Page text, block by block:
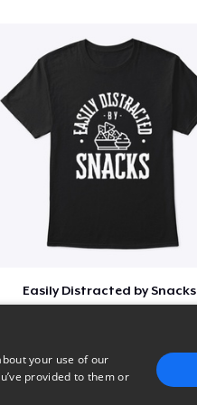
Easily Distracted by Snacks
your use of our
provided to them or